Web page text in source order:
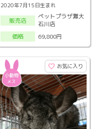
2020年7月15日生まれ
販売店
ペットプラザ灘大
石川店
価格
69,800円
お気に入り